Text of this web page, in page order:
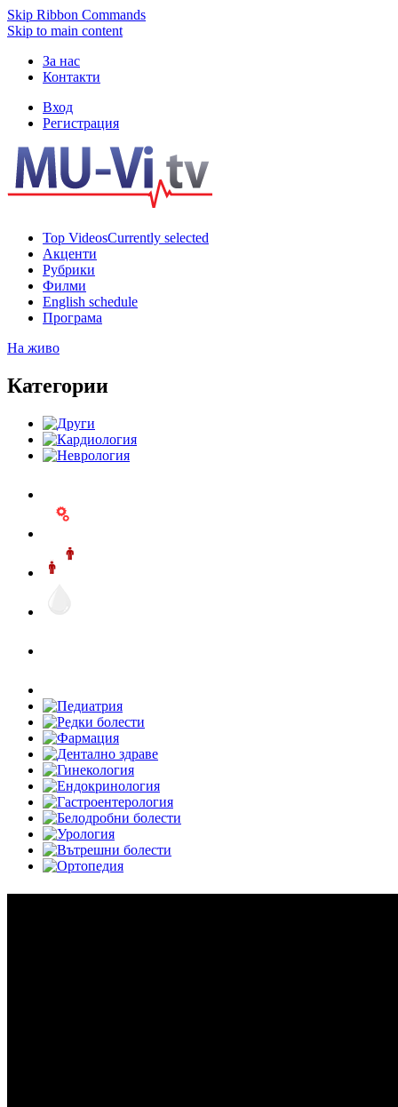
Skip Ribbon Commands
Skip to main content
За нас
Контакти
Вход
Регистрация
Top VideosCurrently selected
Акценти
Рубрики
Филми
English schedule
Програма
На живо
Категории